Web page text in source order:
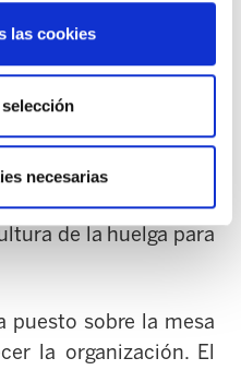
las cookies
necesarias
a los
luchar contra la
la defensa de las
poder adquisitivo de
y en particular,
de la huelga para
puesto sobre la mesa
la organización. El